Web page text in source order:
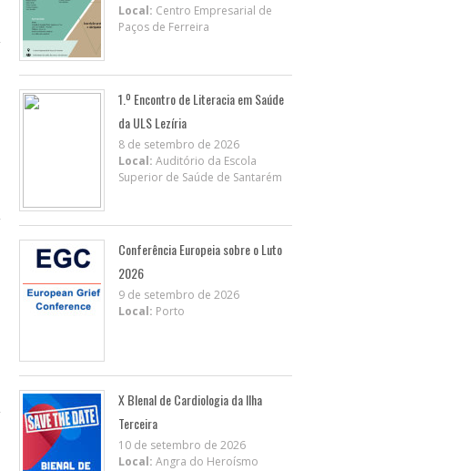
Local: Centro Empresarial de
Paços de Ferreira
1.º Encontro de Literacia em Saúde
da ULS Lezíria
8 de setembro de 2026
Local: Auditório da Escola
Superior de Saúde de Santarém
Conferência Europeia sobre o Luto
2026
9 de setembro de 2026
Local: Porto
X BIenal de Cardiologia da Ilha
Terceira
10 de setembro de 2026
Local: Angra do Heroísmo